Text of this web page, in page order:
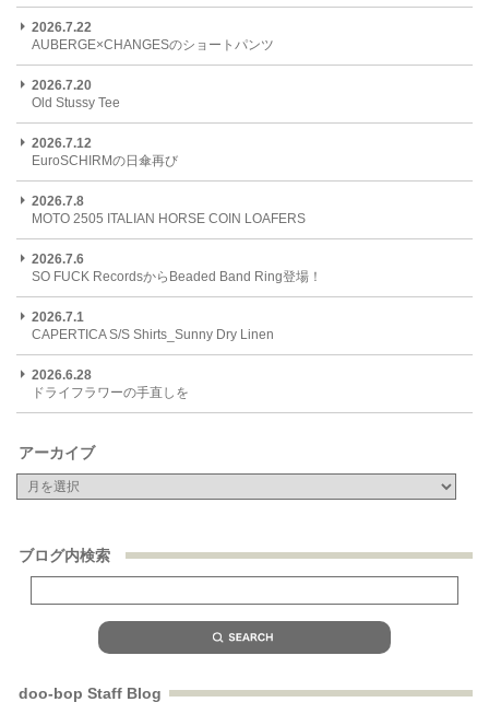
2026.7.22
AUBERGE×CHANGESのショートパンツ
2026.7.20
Old Stussy Tee
2026.7.12
EuroSCHIRMの日傘再び
2026.7.8
MOTO 2505 ITALIAN HORSE COIN LOAFERS
2026.7.6
SO FUCK RecordsからBeaded Band Ring登場！
2026.7.1
CAPERTICA S/S Shirts_Sunny Dry Linen
2026.6.28
ドライフラワーの手直しを
アーカイブ
ブログ内検索
doo-bop Staff Blog